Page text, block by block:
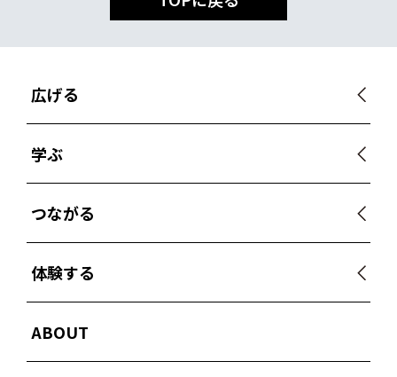
広げる
学ぶ
つながる
体験する
ABOUT